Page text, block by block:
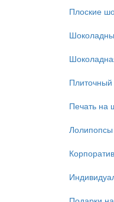
Плоские
Печать на
Лолипопсы